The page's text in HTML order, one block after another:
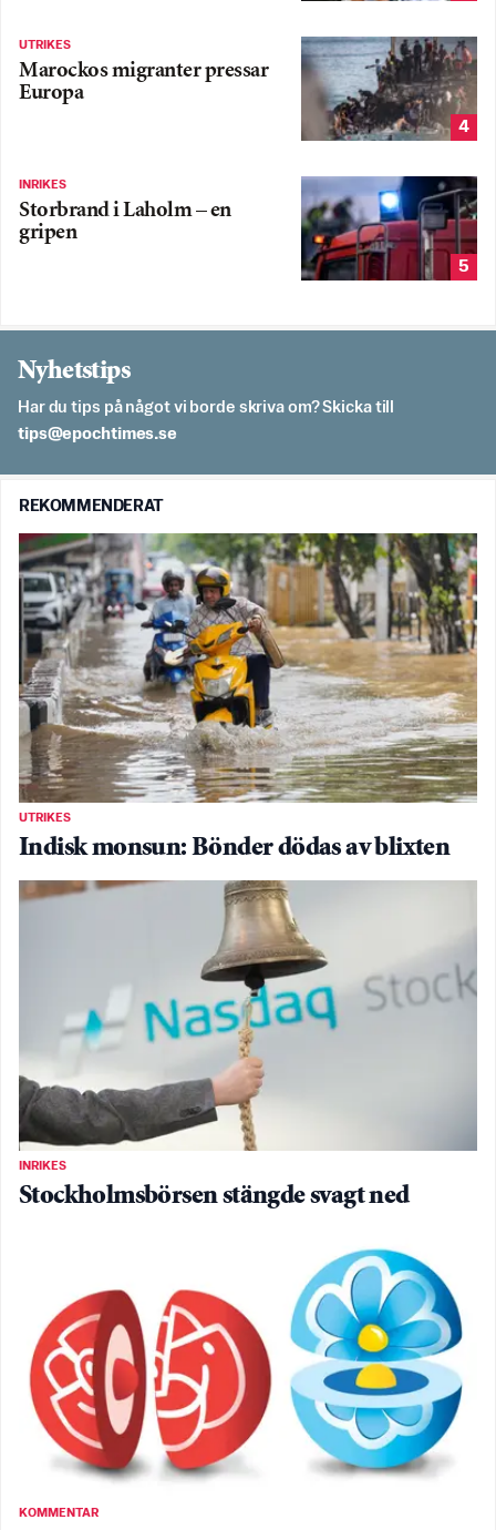
UTRIKES
Marockos migranter pressar
Europa
4
INRIKES
Storbrand i Laholm – en
gripen
5
Nyhetstips
Har du tips på något vi borde skriva om? Skicka till
es.semithcope@spit
REKOMMENDERAT
UTRIKES
Indisk monsun: Bönder dödas av blixten
INRIKES
Stockholmsbörsen stängde svagt ned
KOMMENTAR